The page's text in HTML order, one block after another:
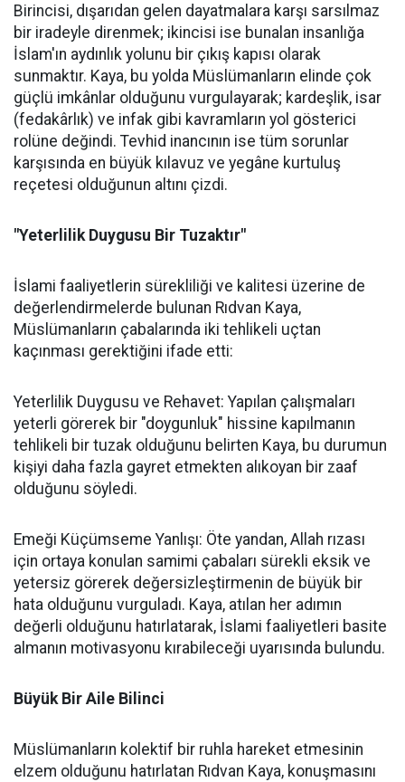
Birincisi, dışarıdan gelen dayatmalara karşı sarsılmaz
bir iradeyle direnmek; ikincisi ise bunalan insanlığa
İslam'ın aydınlık yolunu bir çıkış kapısı olarak
sunmaktır. Kaya, bu yolda Müslümanların elinde çok
güçlü imkânlar olduğunu vurgulayarak; kardeşlik, isar
(fedakârlık) ve infak gibi kavramların yol gösterici
rolüne değindi. Tevhid inancının ise tüm sorunlar
karşısında en büyük kılavuz ve yegâne kurtuluş
reçetesi olduğunun altını çizdi.
"Yeterlilik Duygusu Bir Tuzaktır"
İslami faaliyetlerin sürekliliği ve kalitesi üzerine de
değerlendirmelerde bulunan Rıdvan Kaya,
Müslümanların çabalarında iki tehlikeli uçtan
kaçınması gerektiğini ifade etti:
Yeterlilik Duygusu ve Rehavet: Yapılan çalışmaları
yeterli görerek bir "doygunluk" hissine kapılmanın
tehlikeli bir tuzak olduğunu belirten Kaya, bu durumun
kişiyi daha fazla gayret etmekten alıkoyan bir zaaf
olduğunu söyledi.
Emeği Küçümseme Yanlışı: Öte yandan, Allah rızası
için ortaya konulan samimi çabaları sürekli eksik ve
yetersiz görerek değersizleştirmenin de büyük bir
hata olduğunu vurguladı. Kaya, atılan her adımın
değerli olduğunu hatırlatarak, İslami faaliyetleri basite
almanın motivasyonu kırabileceği uyarısında bulundu.
Büyük Bir Aile Bilinci
Müslümanların kolektif bir ruhla hareket etmesinin
elzem olduğunu hatırlatan Rıdvan Kaya, konuşmasını